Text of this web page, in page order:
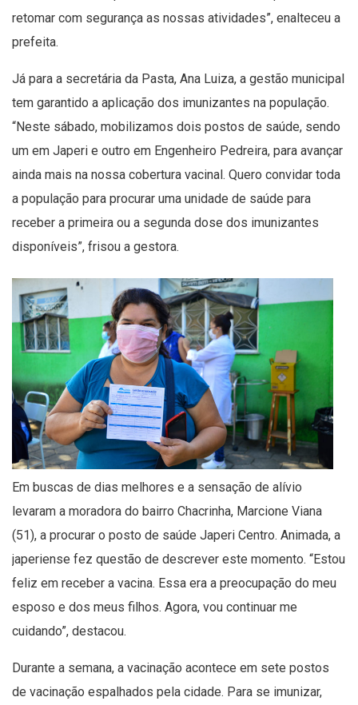
retomar com segurança as nossas atividades”, enalteceu a
prefeita.
Já para a secretária da Pasta, Ana Luiza, a gestão municipal
tem garantido a aplicação dos imunizantes na população.
“Neste sábado, mobilizamos dois postos de saúde, sendo
um em Japeri e outro em Engenheiro Pedreira, para avançar
ainda mais na nossa cobertura vacinal. Quero convidar toda
a população para procurar uma unidade de saúde para
receber a primeira ou a segunda dose dos imunizantes
disponíveis”, frisou a gestora.
Em buscas de dias melhores e a sensação de alívio
levaram a moradora do bairro Chacrinha, Marcione Viana
(51), a procurar o posto de saúde Japeri Centro. Animada, a
japeriense fez questão de descrever este momento. “Estou
feliz em receber a vacina. Essa era a preocupação do meu
esposo e dos meus filhos. Agora, vou continuar me
cuidando”, destacou.
Durante a semana, a vacinação acontece em sete postos
de vacinação espalhados pela cidade. Para se imunizar,